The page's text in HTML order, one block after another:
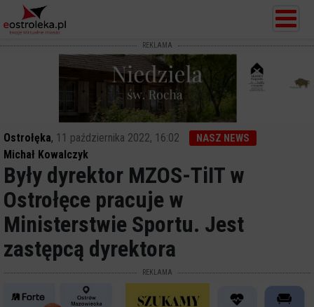
REKLAMA
Ostrołęka, 11 października 2022, 16:02 NASZ NEWS
Michał Kowalczyk
Były dyrektor MZOS-TiIT w
Ostrołęce pracuje w
Ministerstwie Sportu. Jest
zastępcą dyrektora
REKLAMA